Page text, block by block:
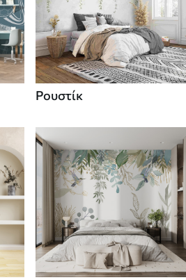
Ρουστίκ